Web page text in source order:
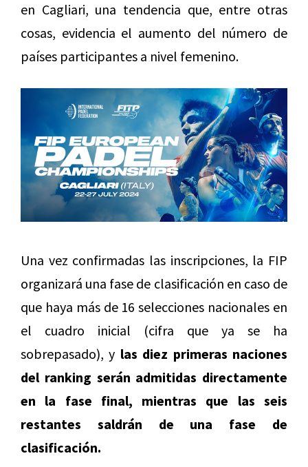
en Cagliari, una tendencia que, entre otras
cosas, evidencia el aumento del número de
países participantes a nivel femenino.
Una vez confirmadas las inscripciones, la FIP
organizará una fase de clasificación en caso de
que haya más de 16 selecciones nacionales en
el cuadro inicial (cifra que ya se ha
sobrepasado), y las diez primeras naciones
del ranking serán admitidas directamente
en la fase final, mientras que las seis
restantes saldrán de una fase de
clasificación.